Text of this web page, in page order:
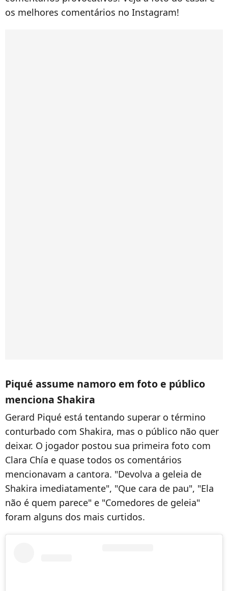
os melhores comentários no Instagram!
Piqué assume namoro em foto e público
menciona Shakira
Gerard Piqué está tentando superar o término
conturbado com Shakira, mas o público não quer
deixar. O jogador postou sua primeira foto com
Clara Chía e quase todos os comentários
mencionavam a cantora. "Devolva a geleia de
Shakira imediatamente", "Que cara de pau", "Ela
não é quem parece" e "Comedores de geleia"
foram alguns dos mais curtidos.